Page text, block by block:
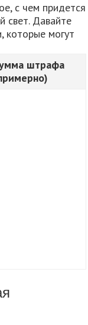
с чем придется
свет. Давайте
которые могут
штрафа